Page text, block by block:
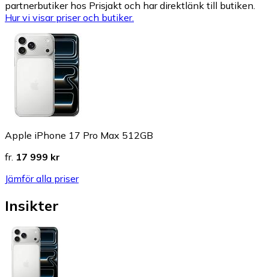
partnerbutiker hos Prisjakt och har direktlänk till butiken.
Hur vi visar priser och butiker.
Apple iPhone 17 Pro Max 512GB
fr. 17 999 kr
Jämför alla priser
Insikter